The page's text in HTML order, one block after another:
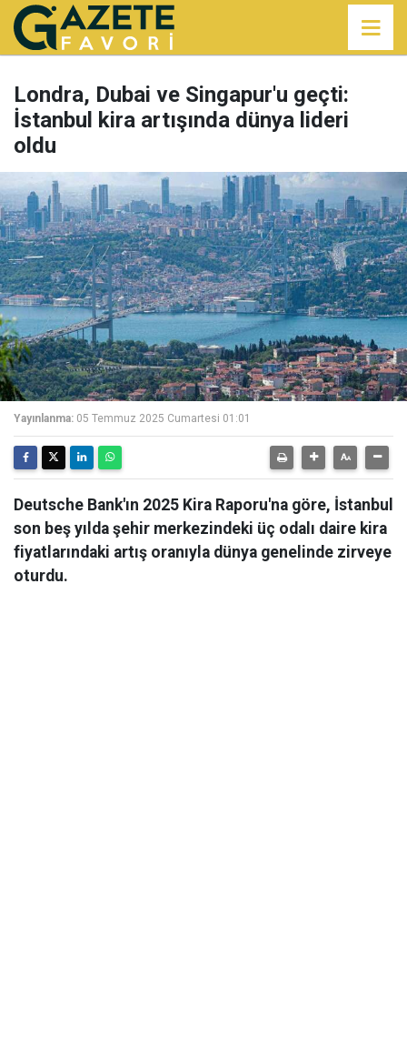
Londra, Dubai ve Singapur'u geçti:
İstanbul kira artışında dünya lideri
oldu
Yayınlanma: 05 Temmuz 2025 Cumartesi 01:01
Deutsche Bank'ın 2025 Kira Raporu'na göre, İstanbul
son beş yılda şehir merkezindeki üç odalı daire kira
fiyatlarındaki artış oranıyla dünya genelinde zirveye
oturdu.